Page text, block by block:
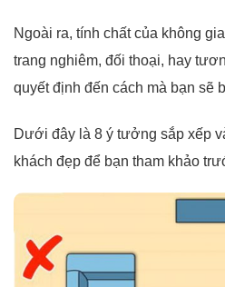
Ngoài ra, tính chất của không
trang nghiêm, đối thoại, hay
quyết định đến cách mà bạn sẽ
Dưới đây là 8 ý tưởng sắp xếp
khách đẹp để bạn tham khảo